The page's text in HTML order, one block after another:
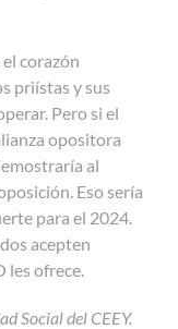
corazón
priístas y sus
Pero si el
opositora
al
Eso sería
para el 2024.
acepten
les ofrece.
Social del CEEY.